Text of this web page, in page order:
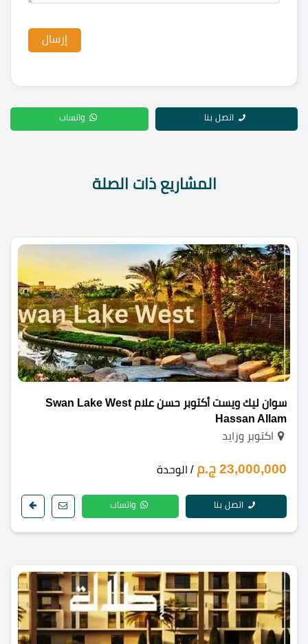
اتصل بنا واتساب
المشاريع ذات الصلة
سوان ليك ويست أكتوبر حسن علام Swan Lake West
Hassan Allam
اكتوبر وزايد
23,000,000 ج.م / الوحدة
اتصل بنا واتساب